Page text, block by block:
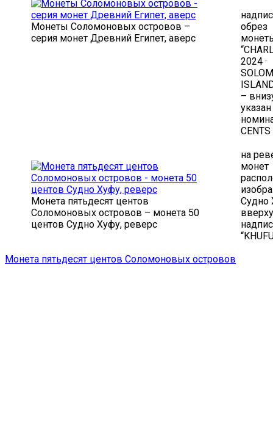
Монеты Соломоновых островов –
серия монет Древний Египет, аверс
обрез
2024 ·
–
указан
CENTS
Монета пятьдесят центов
Соломоновых островов – монета 50
центов Судно Хуфу, реверс
на
монет
Судно
вверху
Монета пятьдесят центов Соломоновых островов